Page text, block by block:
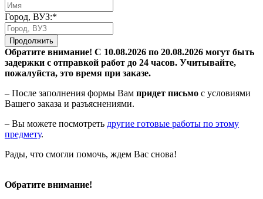
Город, ВУЗ:*
Продолжить
Обратите внимание! С 10.08.2026 по 20.08.2026 могут быть
задержки с отправкой работ до 24 часов. Учитывайте,
пожалуйста, это время при заказе.
– После заполнения формы Вам придет письмо с условиями
Вашего заказа и разъяснениями.
– Вы можете посмотреть другие готовые работы по этому
предмету.
Рады, что смогли помочь, ждем Вас снова!
Обратите внимание!